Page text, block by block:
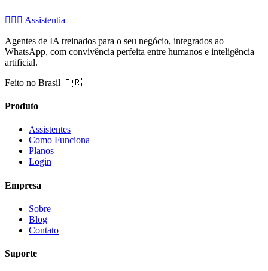
🧚🏻‍♂️ Assistentia
Agentes de IA treinados para o seu negócio, integrados ao
WhatsApp, com convivência perfeita entre humanos e inteligência
artificial.
Feito no Brasil 🇧🇷
Produto
Assistentes
Como Funciona
Planos
Login
Empresa
Sobre
Blog
Contato
Suporte